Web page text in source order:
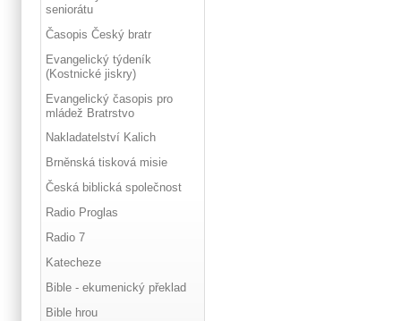
seniorátu
Časopis Český bratr
Evangelický týdeník
(Kostnické jiskry)
Evangelický časopis pro
mládež Bratrstvo
Nakladatelství Kalich
Brněnská tisková misie
Česká biblická společnost
Radio Proglas
Radio 7
Katecheze
Bible - ekumenický překlad
Bible hrou